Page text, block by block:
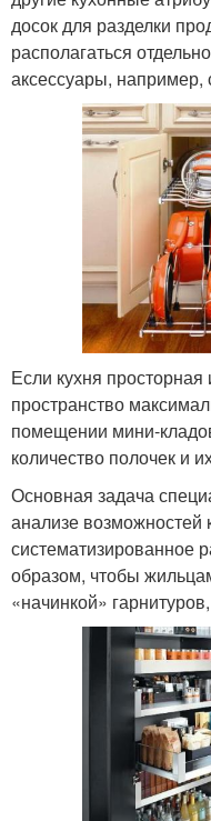
досок для разделки
располагаться
аксессуары, например,
Если кухня
пространство
помещении мини-
количество полочек и
Основная задача
анализе возможностей
систематизированное
образом, чтобы
«начинкой»